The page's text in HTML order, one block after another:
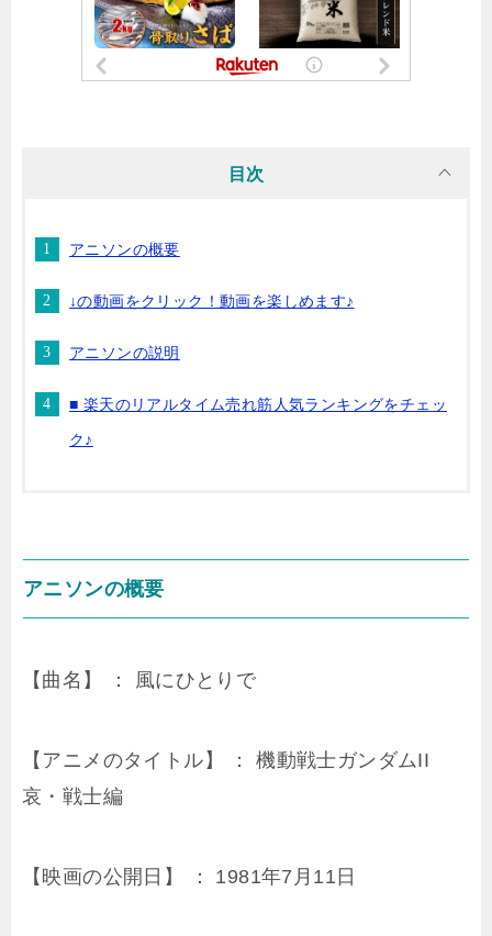
目次
アニソンの概要
↓の動画をクリック！動画を楽しめます♪
アニソンの説明
■ 楽天のリアルタイム売れ筋人気ランキングをチェッ
ク♪
アニソンの概要
【曲名】 ： 風にひとりで
【アニメのタイトル】 ： 機動戦士ガンダムII
哀・戦士編
【映画の公開日】 ： 1981年7月11日